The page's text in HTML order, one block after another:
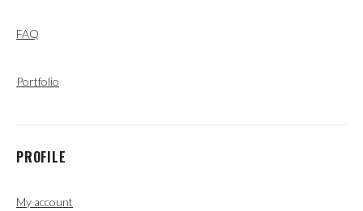
FAQ
Portfolio
PROFILE
My account